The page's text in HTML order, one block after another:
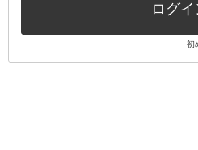
ログイ
初